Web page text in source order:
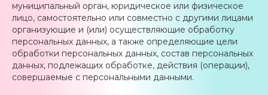
муниципальный орган, юридическое или физическое
лицо, самостоятельно или совместно с другими лицами
организующие и (или) осуществляющие обработку
персональных данных, а также определяющие цели
обработки персональных данных, состав персональных
данных, подлежащих обработке, действия (операции),
совершаемые с персональными данными.